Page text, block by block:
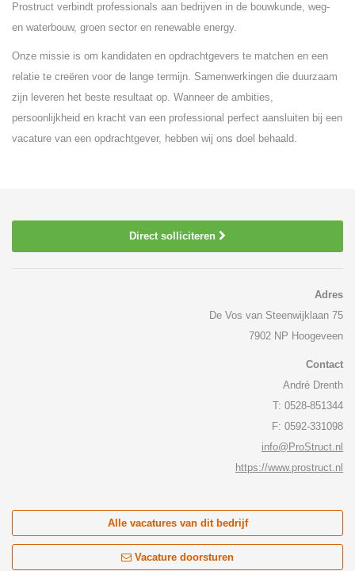
Prostruct verbindt professionals aan bedrijven in de bouwkunde, weg-
en waterbouw, groen sector en renewable energy.
Onze missie is om kandidaten en opdrachtgevers te matchen en een
relatie te creëren voor de lange termijn. Samenwerkingen die duurzaam
zijn leveren het beste resultaat op. Wanneer de ambities,
persoonlijkheid en kracht van een professional perfect aansluiten bij een
vacature van een opdrachtgever, hebben wij ons doel behaald.
Direct solliciteren
Adres
De Vos van Steenwijklaan 75
7902 NP Hoogeveen
Contact
André Drenth
T: 0528-851344
F: 0592-331098
info@ProStruct.nl
https://www.prostruct.nl
Alle vacatures van dit bedrijf
Vacature doorsturen